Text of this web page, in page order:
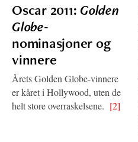
Oscar 2011:Golden
Globe-
nominasjoner og
vinnere
Årets Golden Globe-vinnere
er kåret i Hollywood, uten de
helt store overraskelsene. [2]